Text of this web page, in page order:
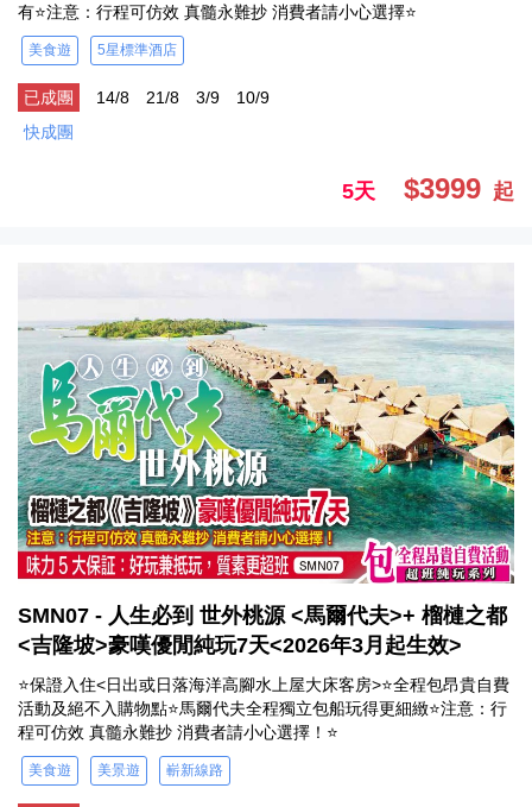
有⭐注意：行程可仿效 真髓永難抄 消費者請小心選擇⭐
美食遊 5星標準酒店
已成團 14/8 21/8 3/9
10/9
快成團
5天 $3999 起
SMN07 - 人生必到 世外桃源 <馬爾代夫>+ 榴槤之都
<吉隆坡>豪嘆優閒純玩7天<2026年3月起生效>
⭐保證入住<日出或日落海洋高腳水上屋大床客房>⭐全程包昂貴自費
活動及絕不入購物點⭐馬爾代夫全程獨立包船玩得更細緻⭐注意：行
程可仿效 真髓永難抄 消費者請小心選擇！⭐
美食遊 美景遊 嶄新線路